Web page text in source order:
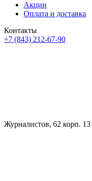
Акции
Оплата и доставка
Контакты
+7 (843) 212-67-90
Журналистов, 62 корп. 13